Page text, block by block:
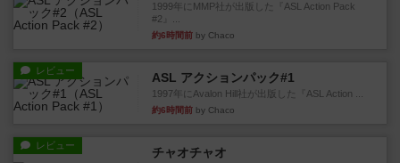
1999年にMMP社が出版した『ASL Action Pack
#2』...
約6時間前 by Chaco
レビュー ASL アクションパック#1
1997年にAvalon Hill社が出版した『ASL Action ...
約6時間前 by Chaco
レビュー チャオチャオ